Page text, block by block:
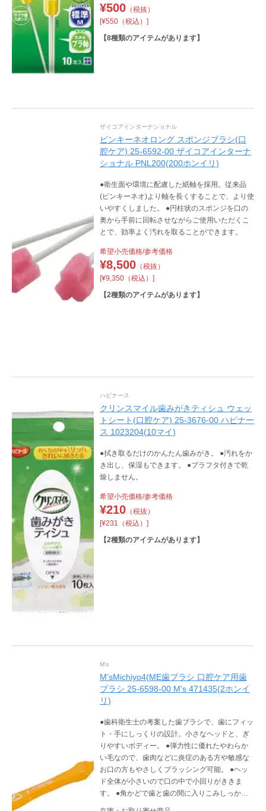
¥500（税抜）
[¥550（税込）]
【8種類のアイテムがあります】
ザイコアインターナショナル
ピンキーネオロング スポンジブラシ(口
腔ケア) 25-6592-00 ザイコアインターナ
ショナル PNL200(200ホンイリ)
●衛生面や環境に配慮した紙軸を採用。従来品
(ピンキーネオ)より軸を長くすることで、より使
いやすくしました。 ●円柱状のスポンジを口の
奥から手前に回転させながらご使用いただくこ
とで、効率よく汚れを取ることができます。
希望小売価格/参考価格
¥8,500（税抜）
[¥9,350（税込）]
【2種類のアイテムがあります】
ハビナース
クリンスマイル歯みがきティシュ ウェッ
トシート(口腔ケア) 25-3676-00 ハビナー
ス 1023204(10マイ)
●拭き取るだけのかんたん歯みがき。 ●汚れをか
き出し、保湿もできます。 ●プラフタ付きで乾
燥しません。
希望小売価格/参考価格
¥210（税抜）
[¥231（税込）]
【2種類のアイテムがあります】
M's
M’sMichiyo4(ME歯ブラシ 口腔ケア用歯
ブラシ 25-6598-00 M's 471435(2ホンイ
リ)
●歯科衛生士の考案した歯ブラシで、歯にフィッ
ト・手にしっくりの設計。小さなヘッドと、ぎ
りやすいボディー。 ●弾力性に優れたやわらか
い毛なので、歯肉などに炎症のある方や敏感な
お口の方もやさしくブラッシング可能。 ●ヘッ
ド全体が小さいので口の中で小回りがききま
す。 ●角かどで歯と歯の間に入りこみしっかり